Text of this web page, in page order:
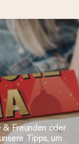
und schicken es
Zeitpunkt
zählt.
Freunden oder
Tipps, um